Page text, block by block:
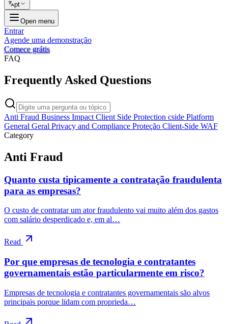
pt
Open menu
Entrar
Agende uma demonstração
Comece grátis
FAQ
Frequently Asked Questions
Anti Fraud Business Impact Client Side Protection cside Platform
General Geral Privacy and Compliance Proteção Client-Side WAF
Category
Anti Fraud
Quanto custa tipicamente a contratação fraudulenta
para as empresas?
O custo de contratar um ator fraudulento vai muito além dos gastos
com salário desperdiçado e, em al…
Read
Por que empresas de tecnologia e contratantes
governamentais estão particularmente em risco?
Empresas de tecnologia e contratantes governamentais são alvos
principais porque lidam com proprieda…